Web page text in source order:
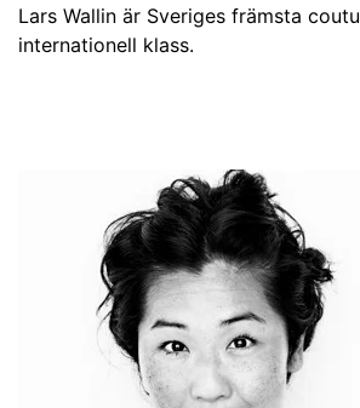
Lars Wallin är Sveriges främsta
internationell klass.